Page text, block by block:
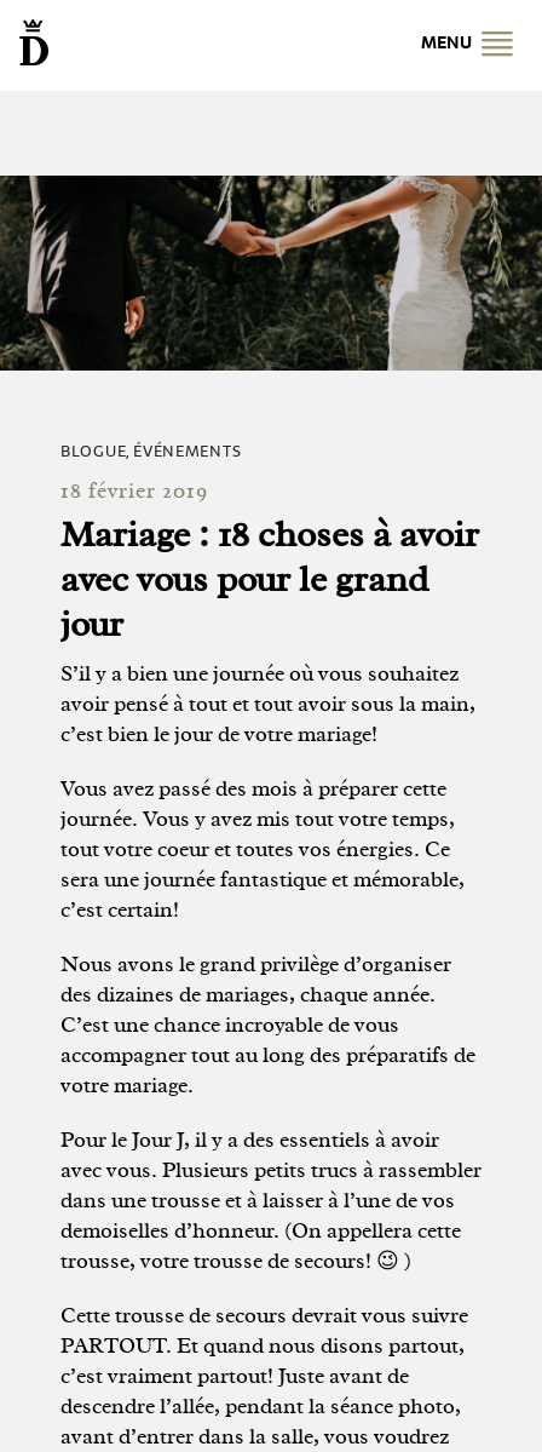
MENU
BLOGUE, ÉVÉNEMENTS
18 février 2019
Mariage : 18 choses à avoir
avec vous pour le grand
jour
S’il y a bien une journée où vous souhaitez
avoir pensé à tout et tout avoir sous la main,
c’est bien le jour de votre mariage!
Vous avez passé des mois à préparer cette
journée. Vous y avez mis tout votre temps,
tout votre coeur et toutes vos énergies. Ce
sera une journée fantastique et mémorable,
c’est certain!
Nous avons le grand privilège d’organiser
des dizaines de mariages, chaque année.
C’est une chance incroyable de vous
accompagner tout au long des préparatifs de
votre mariage.
Pour le Jour J, il y a des essentiels à avoir
avec vous. Plusieurs petits trucs à rassembler
dans une trousse et à laisser à l’une de vos
demoiselles d’honneur. (On appellera cette
trousse, votre trousse de secours! 😉 )
Cette trousse de secours devrait vous suivre
PARTOUT. Et quand nous disons partout,
c’est vraiment partout! Juste avant de
descendre l’allée, pendant la séance photo,
avant d’entrer dans la salle, vous voudrez